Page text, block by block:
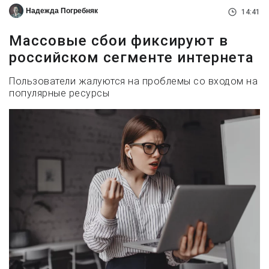
Надежда Погребняк 14:41
Массовые сбои фиксируют в
российском сегменте интернета
Пользователи жалуются на проблемы со входом на
популярные ресурсы